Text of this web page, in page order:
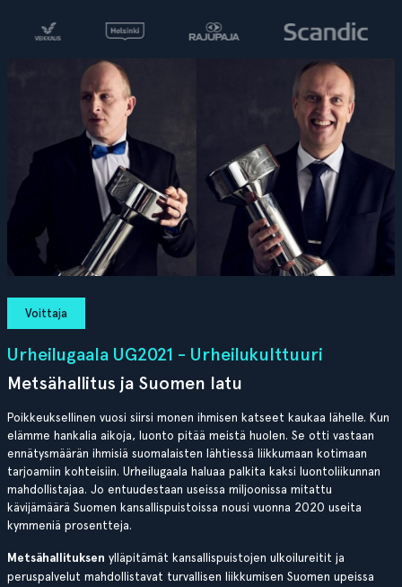
Voittaja
Urheilugaala UG2021 - Urheilukulttuuri
Metsähallitus ja Suomen latu
Poikkeuksellinen vuosi siirsi monen ihmisen katseet kaukaa lähelle. Kun
elämme hankalia aikoja, luonto pitää meistä huolen. Se otti vastaan
ennätysmäärän ihmisiä suomalaisten lähtiessä liikkumaan kotimaan
tarjoamiin kohteisiin. Urheilugaala haluaa palkita kaksi luontoliikunnan
mahdollistajaa. Jo entuudestaan useissa miljoonissa mitattu
kävijämäärä Suomen kansallispuistoissa nousi vuonna 2020 useita
kymmeniä prosentteja.
Metsähallituksen ylläpitämät kansallispuistojen ulkoilureitit ja
peruspalvelut mahdollistavat turvallisen liikkumisen Suomen upeissa